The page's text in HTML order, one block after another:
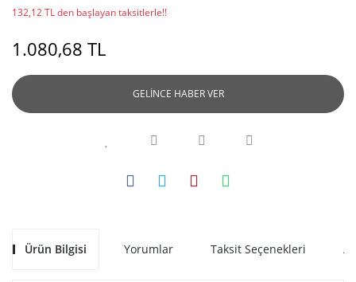
132,12 TL den başlayan taksitlerle!!
1.080,68 TL
GELİNCE HABER VER
Ürün Bilgisi Yorumlar Taksit Seçenekleri